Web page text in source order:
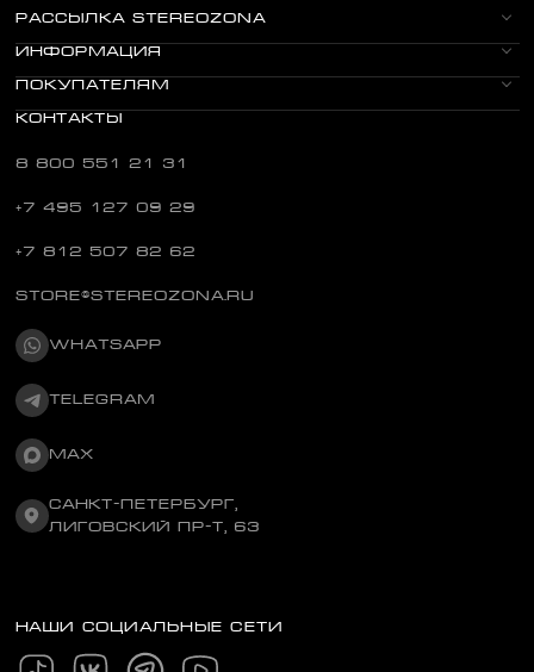
РАССЫЛКА STEREOZONA
ИНФОРМАЦИЯ
ПОКУПАТЕЛЯМ
КОНТАКТЫ
8 800 551 21 31
+7 495 127 09 29
+7 812 507 82 62
STORE@STEREOZONA.RU
WHATSAPP
TELEGRAM
MAX
САНКТ-ПЕТЕРБУРГ,
ЛИГОВСКИЙ ПР-Т, 63
НАШИ СОЦИАЛЬНЫЕ СЕТИ